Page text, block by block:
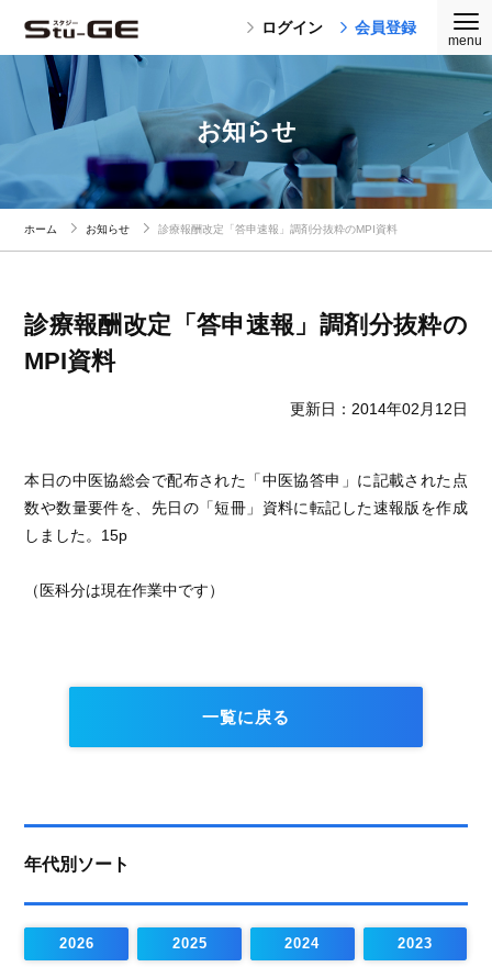
ログイン 会員登録
お知らせ
ホーム お知らせ 診療報酬改定「答申速報」調剤分抜粋のMPI資料
診療報酬改定「答申速報」調剤分抜粋の
MPI資料
更新日：2014年02月12日
本日の中医協総会で配布された「中医協答申」に記載された点
数や数量要件を、先日の「短冊」資料に転記した速報版を作成
しました。15p
（医科分は現在作業中です）
一覧に戻る
年代別ソート
2026 2025 2024 2023